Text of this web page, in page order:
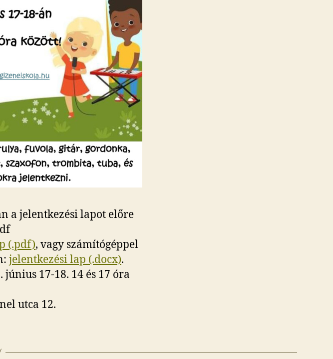
a jelentkezési lapot előre
(.pdf), vagy számítógéppel
jelentkezési lap (.docx).
17-18. 14 és 17 óra
utca 12.